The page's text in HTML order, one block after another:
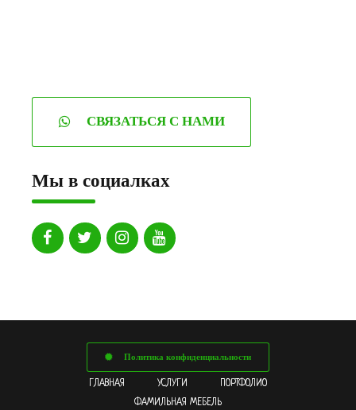
СВЯЗАТЬСЯ С НАМИ
Мы в социалках
Политика конфиденциальности
ГЛАВНАЯ УСЛУГИ
ПОРТФОЛИО
ФАМИЛЬНАЯ МЕБЕЛЬ